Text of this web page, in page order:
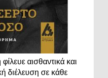
αισθαντικά και
διέλευση σε κάθε